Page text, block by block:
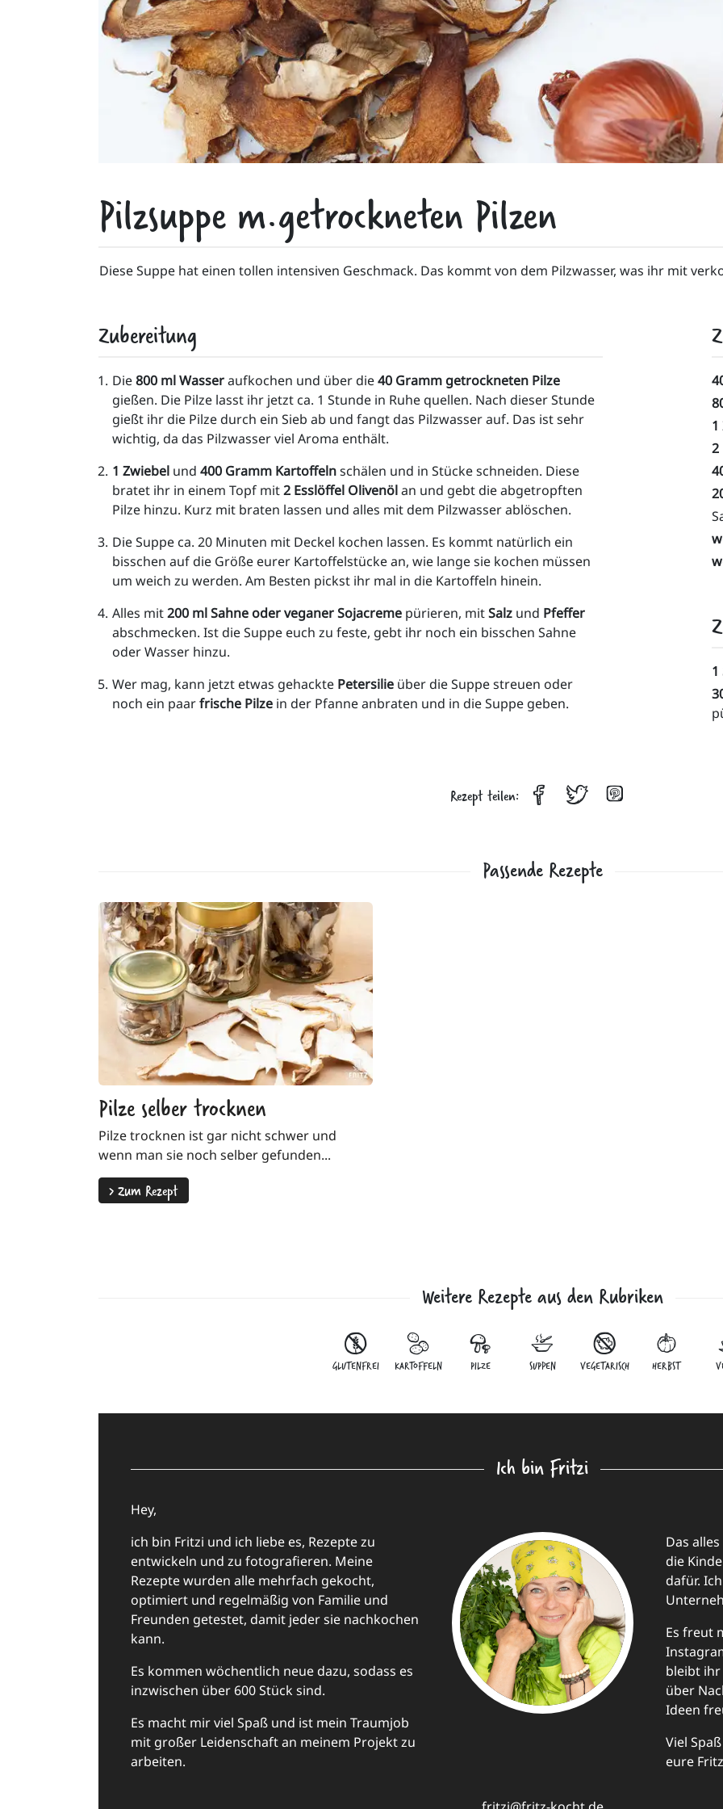
Pilzsuppe m.getrockneten Pilzen
Diese Suppe hat einen tollen intensiven Geschmack. Das kommt von dem Pilzwasser, was ihr mit
1
2
1
Zubereitung
Die 800 ml Wasser aufkochen und über die 40 Gramm getrockneten Pilze
gießen. Die Pilze lasst ihr jetzt ca. 1 Stunde in Ruhe quellen. Nach dieser Stunde
gießt ihr die Pilze durch ein Sieb ab und fangt das Pilzwasser auf. Das ist sehr
wichtig, da das Pilzwasser viel Aroma enthält.
1 Zwiebel und 400 Gramm Kartoffeln schälen und in Stücke schneiden. Diese
bratet ihr in einem Topf mit 2 Esslöffel Olivenöl an und gebt die abgetropften
Pilze hinzu. Kurz mit braten lassen und alles mit dem Pilzwasser ablöschen.
Die Suppe ca. 20 Minuten mit Deckel kochen lassen. Es kommt natürlich ein
bisschen auf die Größe eurer Kartoffelstücke an, wie lange sie kochen müssen
um weich zu werden. Am Besten pickst ihr mal in die Kartoffeln hinein.
Alles mit 200 ml Sahne oder veganer Sojacreme pürieren, mit Salz und Pfeffer
abschmecken. Ist die Suppe euch zu feste, gebt ihr noch ein bisschen Sahne
oder Wasser hinzu.
Wer mag, kann jetzt etwas gehackte Petersilie über die Suppe streuen oder
noch ein paar frische Pilze in der Pfanne anbraten und in die Suppe geben.
Rezept teilen:
Passende Rezepte
Pilze selber trocknen
Pilze trocknen ist gar nicht schwer und
wenn man sie noch selber gefunden...
>Zum Rezept
Weitere Rezepte aus den Rubriken
GLUTENFREI KARTOFFELN PILZE SUPPEN VEGETARISCH HERBST
Ich bin Fritzi
Hey,
ich bin Fritzi und ich liebe es, Rezepte zu
entwickeln und zu fotografieren. Meine
Rezepte wurden alle mehrfach gekocht,
optimiert und regelmäßig von Familie und
Freunden getestet, damit jeder sie nachkochen
kann.
Es kommen wöchentlich neue dazu, sodass es
inzwischen über 600 Stück sind.
Es macht mir viel Spaß und ist mein Traumjob
mit großer Leidenschaft an meinem Projekt zu
arbeiten.
Das
die
dafür.
Es freut
bleibt ihr
über
Ideen
Viel
eure